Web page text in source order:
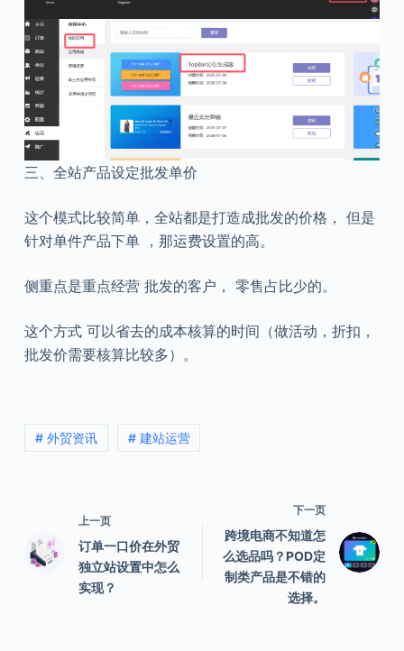
三、全站产品设定批发单价
这个模式比较简单，全站都是打造成批发的价格， 但是
针对单件产品下单 ，那运费设置的高。
侧重点是重点经营 批发的客户， 零售占比少的。
这个方式 可以省去的成本核算的时间（做活动，折扣，
批发价需要核算比较多）。
# 外贸资讯 # 建站运营
上一页
订单一口价在外贸
独立站设置中怎么
实现？
下一页
跨境电商不知道怎
么选品吗？POD定
制类产品是不错的
选择。